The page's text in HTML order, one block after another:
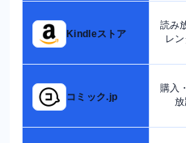
Kindleストア
読み
レ
コミック.jp
購入
放